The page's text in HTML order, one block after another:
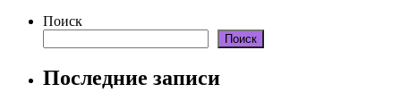
Поиск
Поиск
Последние записи